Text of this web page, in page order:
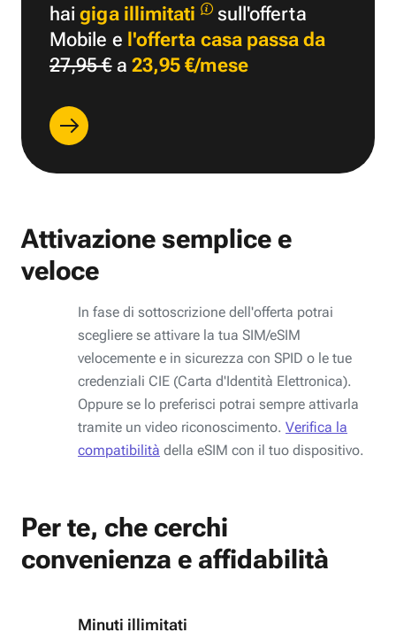
haigiga illimitati
sull'offerta
Mobile e l'offerta casa passa da
27,95 €a 23,95 €/mese
Attivazione semplice e
veloce
In fase di sottoscrizione dell'offerta potrai
scegliere se attivare la tua SIM/eSIM
velocemente e in sicurezza con SPID o le tue
credenziali CIE (Carta d'Identità Elettronica).
Oppure se lo preferisci potrai sempre attivarla
tramite un video riconoscimento. Verifica la
compatibilità della eSIM con il tuo dispositivo.
Per te, che cerchi
convenienza e affidabilità
Minuti illimitati